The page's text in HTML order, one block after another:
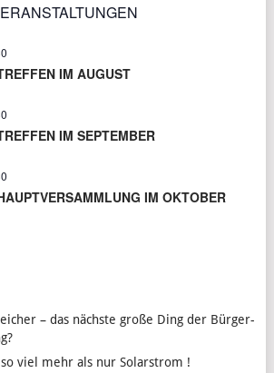
IM AUGUST
IM SEPTEMBER
IM OKTOBER
– das nächste große Ding der Bürger-
so viel mehr als nur Solarstrom !